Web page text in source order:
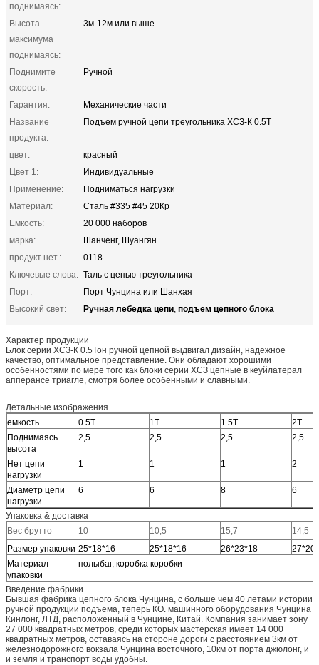
поднимаясь:
Высота
максимума
поднимаясь:
3м-12м или выше
Поднимите
скорость:
Ручной
Гарантия:
Механические части
Название
продукта:
Подъем ручной цепи треугольника ХСЗ-К 0.5Т
цвет:
красный
Цвет 1:
Индивидуальные
Применение:
Подниматься нагрузки
Материал:
Сталь #335 #45 20Кр
Емкость:
20 000 наборов
марка:
Шанченг, Шуангян
продукт нет.:
0118
Ключевые слова: Таль с цепью треугольника
Порт:
Порт Чунцина или Шанхая
Высокий свет:
Ручная лебедка цепи, подъем цепного блока
Характер продукции
Блок серии ХСЗ-К 0.5Тон ручной цепной выдвигал дизайн, надежное
качество, оптимальное представление. Они обладают хорошими
особенностями по мере того как блоки серии ХСЗ цепные в кеуйлатерал
апперансе триагле, смотря более особенными и славными.
Детальные изображения
емкость
0.5Т 1Т 1.5Т
2Т
Поднимаясь
высота
2,5 2,5 2,5 2,5
Нет цепи
нагрузки
1 1 1 2
Диаметр цепи
нагрузки
6 6 8 6
Упаковка & доставка
Вес брутто
10 10,5 15,7
14,5
Размер упаковки 25*18*16 25*18*16 26*23*18
Материал
упаковки
полыбаг, коробка коробки
Введение фабрики
Бывшая фабрика цепного блока Чунцина, с больше чем 40 летами истории
ручной продукции подъема, теперь КО. машинного оборудования Чунцина
Кинлонг, ЛТД, расположенный в Чунцине, Китай. Компания занимает зону
27 000 квадратных метров, среди которых мастерская имеет 14 000
квадратных метров, оставаясь на стороне дороги с расстоянием 3км от
железнодорожного вокзала Чунцина восточного, 10км от порта джюлонг, и
и земля и транспорт воды удобны.